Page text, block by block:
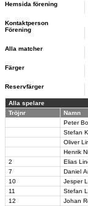
Hemsida förening
Kontaktperson
Förening
Alla matcher
Färger
Reservfärger
Alla spelare
Tröjnr
Namn
Peter
Stefan
Oliver
Henrik
2
Elias
7
Daniel
10
Jesper
11
Stefan
12
Johan